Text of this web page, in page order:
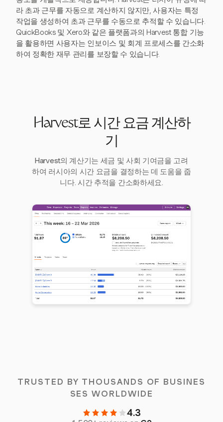
라 초과 근무를 자동으로 계산하지 않지만, 사용자는 특정
작업을 생성하여 초과 근무를 수동으로 추적할 수 있습니다.
QuickBooks 및 Xero와 같은 플랫폼과의 Harvest 통합 기능
을 활용하면 사용자는 인보이스 및 회계 프로세스를 간소화
하여 정확한 재무 관리를 보장할 수 있습니다.
Harvest로 시간 요금 계산하
기
Harvest의 계산기는 세금 및 사회 기여금을 고려
하여 러시아의 시간 요금을 결정하는 데 도움을 줍
니다. 시간 추적을 간소화하세요.
TRUSTED BY THOUSANDS OF BUSINES
SES WORLDWIDE
4.3